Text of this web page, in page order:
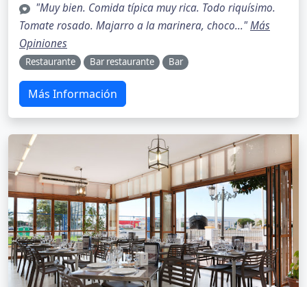
"Muy bien. Comida típica muy rica. Todo riquísimo.
Tomate rosado. Majarro a la marinera, choco..."Más
Opiniones
Restaurante Bar restaurante Bar
Más Información